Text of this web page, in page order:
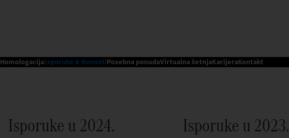
HomologacijaIsporuke & NovostiPosebna ponudaVirtualna šetnjaKarijeraKontakt
Isporuke u 2024. Isporuke u 2023.